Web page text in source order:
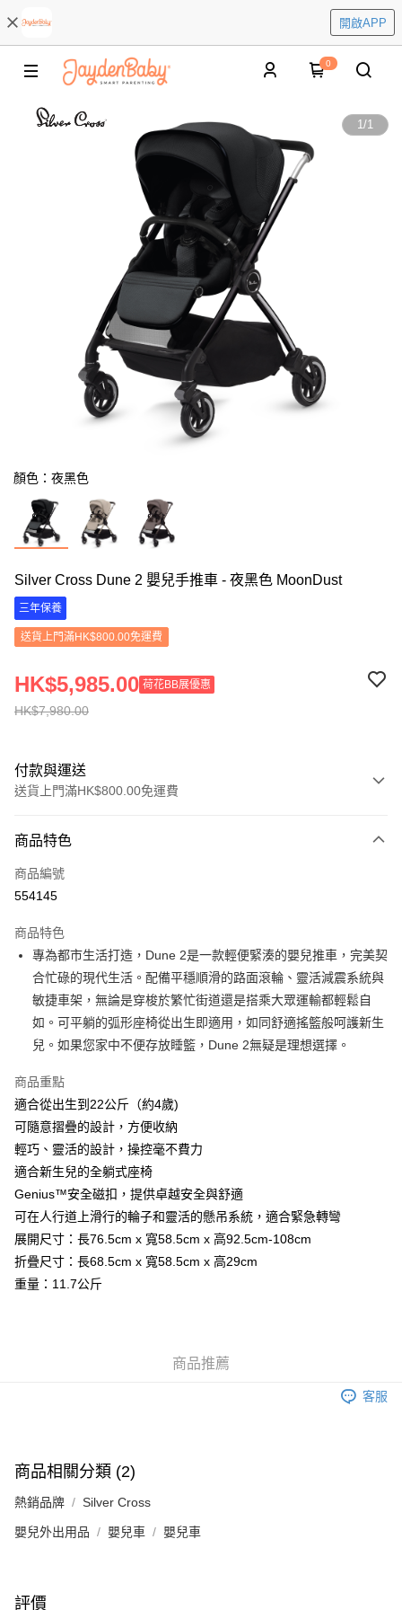
開啟APP
0
1/1
顏色：夜黑色
Silver Cross Dune 2 嬰兒手推車 - 夜黑色 MoonDust
三年保養
送貨上門滿HK$800.00免運費
HK$7,980.00
HK$5,985.00 荷花BB展優惠
付款與運送
送貨上門滿HK$800.00免運費
信用卡
Apple Pay
AlipayHK
PayMe
WeChat Pay
香港配送
每筆HK$55.00，滿HK$800.00或以上免運費
商品特色
商品編號
554145
商品特色
專為都市生活打造，Dune 2是一款輕便緊湊的嬰兒推車，完美契
合忙碌的現代生活。配備平穩順滑的路面滾輪、靈活減震系統與
敏捷車架，無論是穿梭於繁忙街道還是搭乘大眾運輸都輕鬆自
如。可平躺的弧形座椅從出生即適用，如同舒適搖籃般呵護新生
兒。如果您家中不便存放睡籃，Dune 2無疑是理想選擇。
商品重點
適合從出生到22公斤（約4歲)
可隨意摺疊的設計，方便收納
輕巧、靈活的設計，操控毫不費力
適合新生兒的全躺式座椅
Genius™安全磁扣，提供卓越安全與舒適
可在人行道上滑行的輪子和靈活的懸吊系統，適合緊急轉彎
展開尺寸：長76.5cm x 寬58.5cm x 高92.5cm-108cm
折疊尺寸：長68.5cm x 寬58.5cm x 高29cm
重量：11.7公斤
商品推薦
客服
商品相關分類 (2)
熱銷品牌 Silver Cross
嬰兒外出用品 嬰兒車 嬰兒車
評價